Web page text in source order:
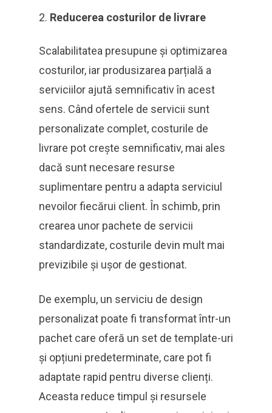
Reducerea costurilor de livrare
Scalabilitatea presupune și optimizarea
costurilor, iar produsizarea parțială a
serviciilor ajută semnificativ în acest
sens. Când ofertele de servicii sunt
personalizate complet, costurile de
livrare pot crește semnificativ, mai ales
dacă sunt necesare resurse
suplimentare pentru a adapta serviciul
nevoilor fiecărui client. În schimb, prin
crearea unor pachete de servicii
standardizate, costurile devin mult mai
previzibile și ușor de gestionat.
De exemplu, un serviciu de design
personalizat poate fi transformat într-un
pachet care oferă un set de template-uri
și opțiuni predeterminate, care pot fi
adaptate rapid pentru diverse clienți.
Aceasta reduce timpul și resursele